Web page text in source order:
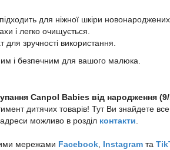
для ніжної шкіри новонароджених.
і легко очищується.
для зручності використання.
і безпечним для вашого малюка.
Canpol Babies від народження (9/
дитячих товарів! Тут Ви знайдете
можливо в розділ контакти
мережами Facebook Instagram та